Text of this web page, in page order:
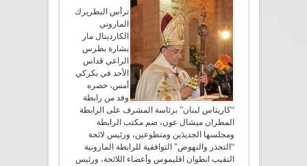
ترأس البطريرك
الماروني
الكاردينال مار
بشارة بطرس
الراعي قداس
الأحد في بكركي
أمس، حضره
وفد من رابطة
“كاريتاس لبنان” برئاسة المشرف على الرابطة
المطران ميشال عون، ضم مكتب الرابطة
ومجلسها الجديدَين ومتطوعين، ورئيس لائحة
“التجذر والنهوض” التوافقية للرابطة المارونية
النقيب انطوان اقليموس وأعضاء اللائحة، ورئيس